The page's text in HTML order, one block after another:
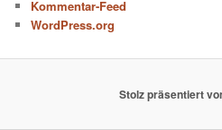
Kommentar-Feed
WordPress.org
Stolz präsentiert